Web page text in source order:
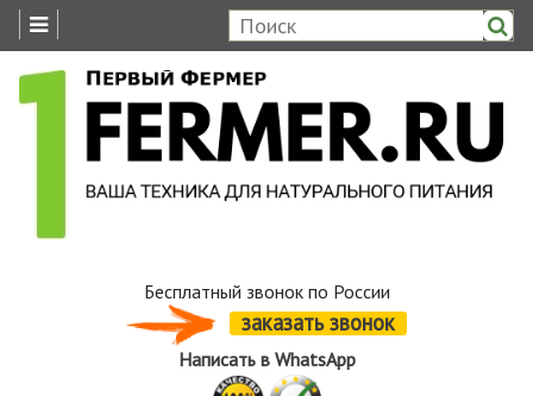
Бесплатный звонок по России
заказать звонок
Написать в WhatsApp